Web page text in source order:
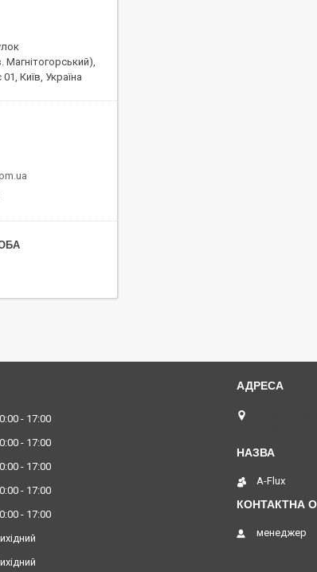
Магнітогорський),
Київ, Україна
17:00
17:00
17:00
17:00
17:00
A-Flux
менеджер